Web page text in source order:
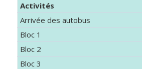
Activités
Arrivée des autobus
Bloc 1
Bloc 2
Bloc 3